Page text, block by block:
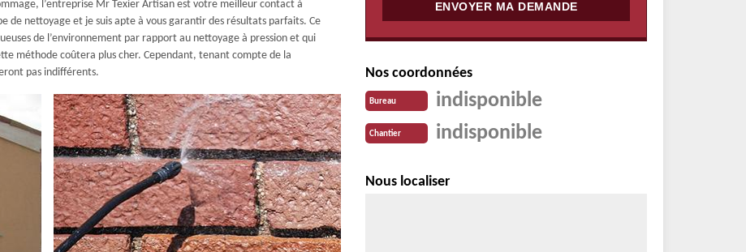
l’entreprise Mr Texier Artisan est votre meilleur contact à
de nettoyage et je suis apte à vous garantir des résultats parfaits. Ce
de l’environnement par rapport au nettoyage à pression et qui
méthode coûtera plus cher. Cependant, tenant compte de la
pas indifférents.
Nos coordonnées
Bureau indisponible
Chantier indisponible
Nous localiser